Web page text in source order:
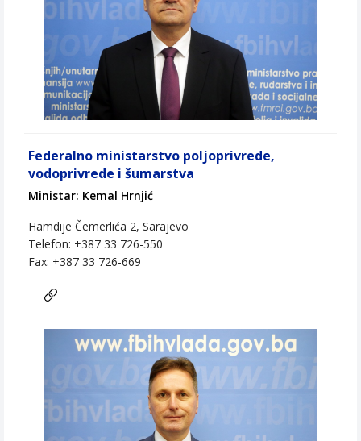
Federalno ministarstvo poljoprivrede,
vodoprivrede i šumarstva
Ministar: Kemal Hrnjić
Hamdije Čemerlića 2, Sarajevo
Telefon: +387 33 726-550
Fax: +387 33 726-669